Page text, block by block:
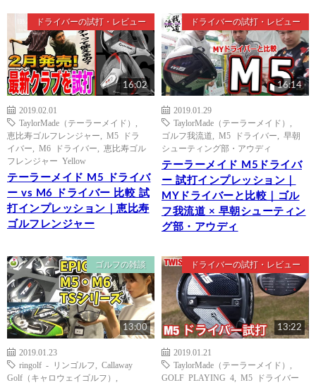
ドライバーの試打・レビュー
16:02
2019.02.01
TaylorMade（テーラーメイド）
恵比寿ゴルフレンジャー
M5 ドラ
イバー
M6 ドライバー
恵比寿ゴル
フレンジャー Yellow
テーラーメイド M5 ドライバ
ー vs M6 ドライバー 比較 試
打インプレッション｜恵比寿
ゴルフレンジャー
ドライバーの試打・レビュー
16:14
2019.01.29
TaylorMade（テーラーメイド）
ゴルフ我流道
M5 ドライバー
早朝
シューティング部・アウディ
テーラーメイド M5ドライバ
ー 試打インプレッション｜
MYドライバーと比較｜ゴル
フ我流道 × 早朝シューティン
グ部・アウディ
ゴルフの雑談
13:00
2019.01.23
ringolf - リンゴルフ
Callaway
Golf（キャロウェイゴルフ）
ドライバーの試打・レビュー
13:22
2019.01.21
TaylorMade（テーラーメイド）
GOLF PLAYING 4
M5 ドライバー